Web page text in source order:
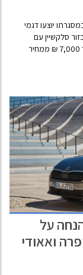
יוצעו דגמי
סלקשיין עם
מנוע טורבו בנזין בנפח 1.5 ליטרים, בהנחה של 5,500 עד 7,000 ₪ ממחיר
עד 31,500 ₪ הנחה על
ואאודי